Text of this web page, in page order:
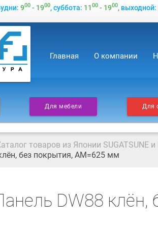
900- 1900, суббота: 1100- 1900, выходной:
Главная О компании
Для мебели Для
товаров из Японии SUGATSUNE
без покрытия, АМ=625 мм
DW88